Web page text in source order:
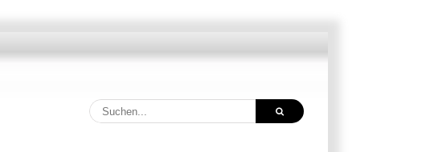
Suche
nach: